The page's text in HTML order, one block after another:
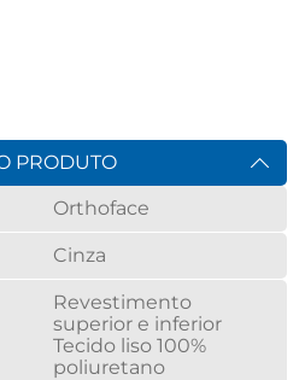
PRODUTO
Orthoface
Cinza
Revestimento
superior e inferior
Tecido liso 100%
poliuretano